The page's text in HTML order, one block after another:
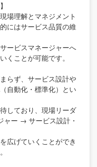
場理解とマネジメント
にはサービス品質の維
ービスマネージャーへ
くことが可能です。
らず、サービス設計や
自動化・標準化）とい
しており、現場リーダ
ー → サービス設計・
広げていくことができ